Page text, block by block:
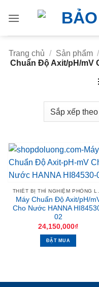
qua
Trang chủ / Sản phẩm /
Chuẩn Độ Axit/pH/mV
Máy Chuẩn Độ Axit/pH/
Cho Nước HANNA
02
24,150,000₫
ĐẶT MUA